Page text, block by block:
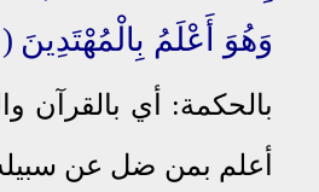
وَهُوَ أَعْلَمُ بِالْمُهْتَدِينَ (١٢٥-١٦)
بالحكمة: أي بالقرآن
أعلم بمن ضل عن